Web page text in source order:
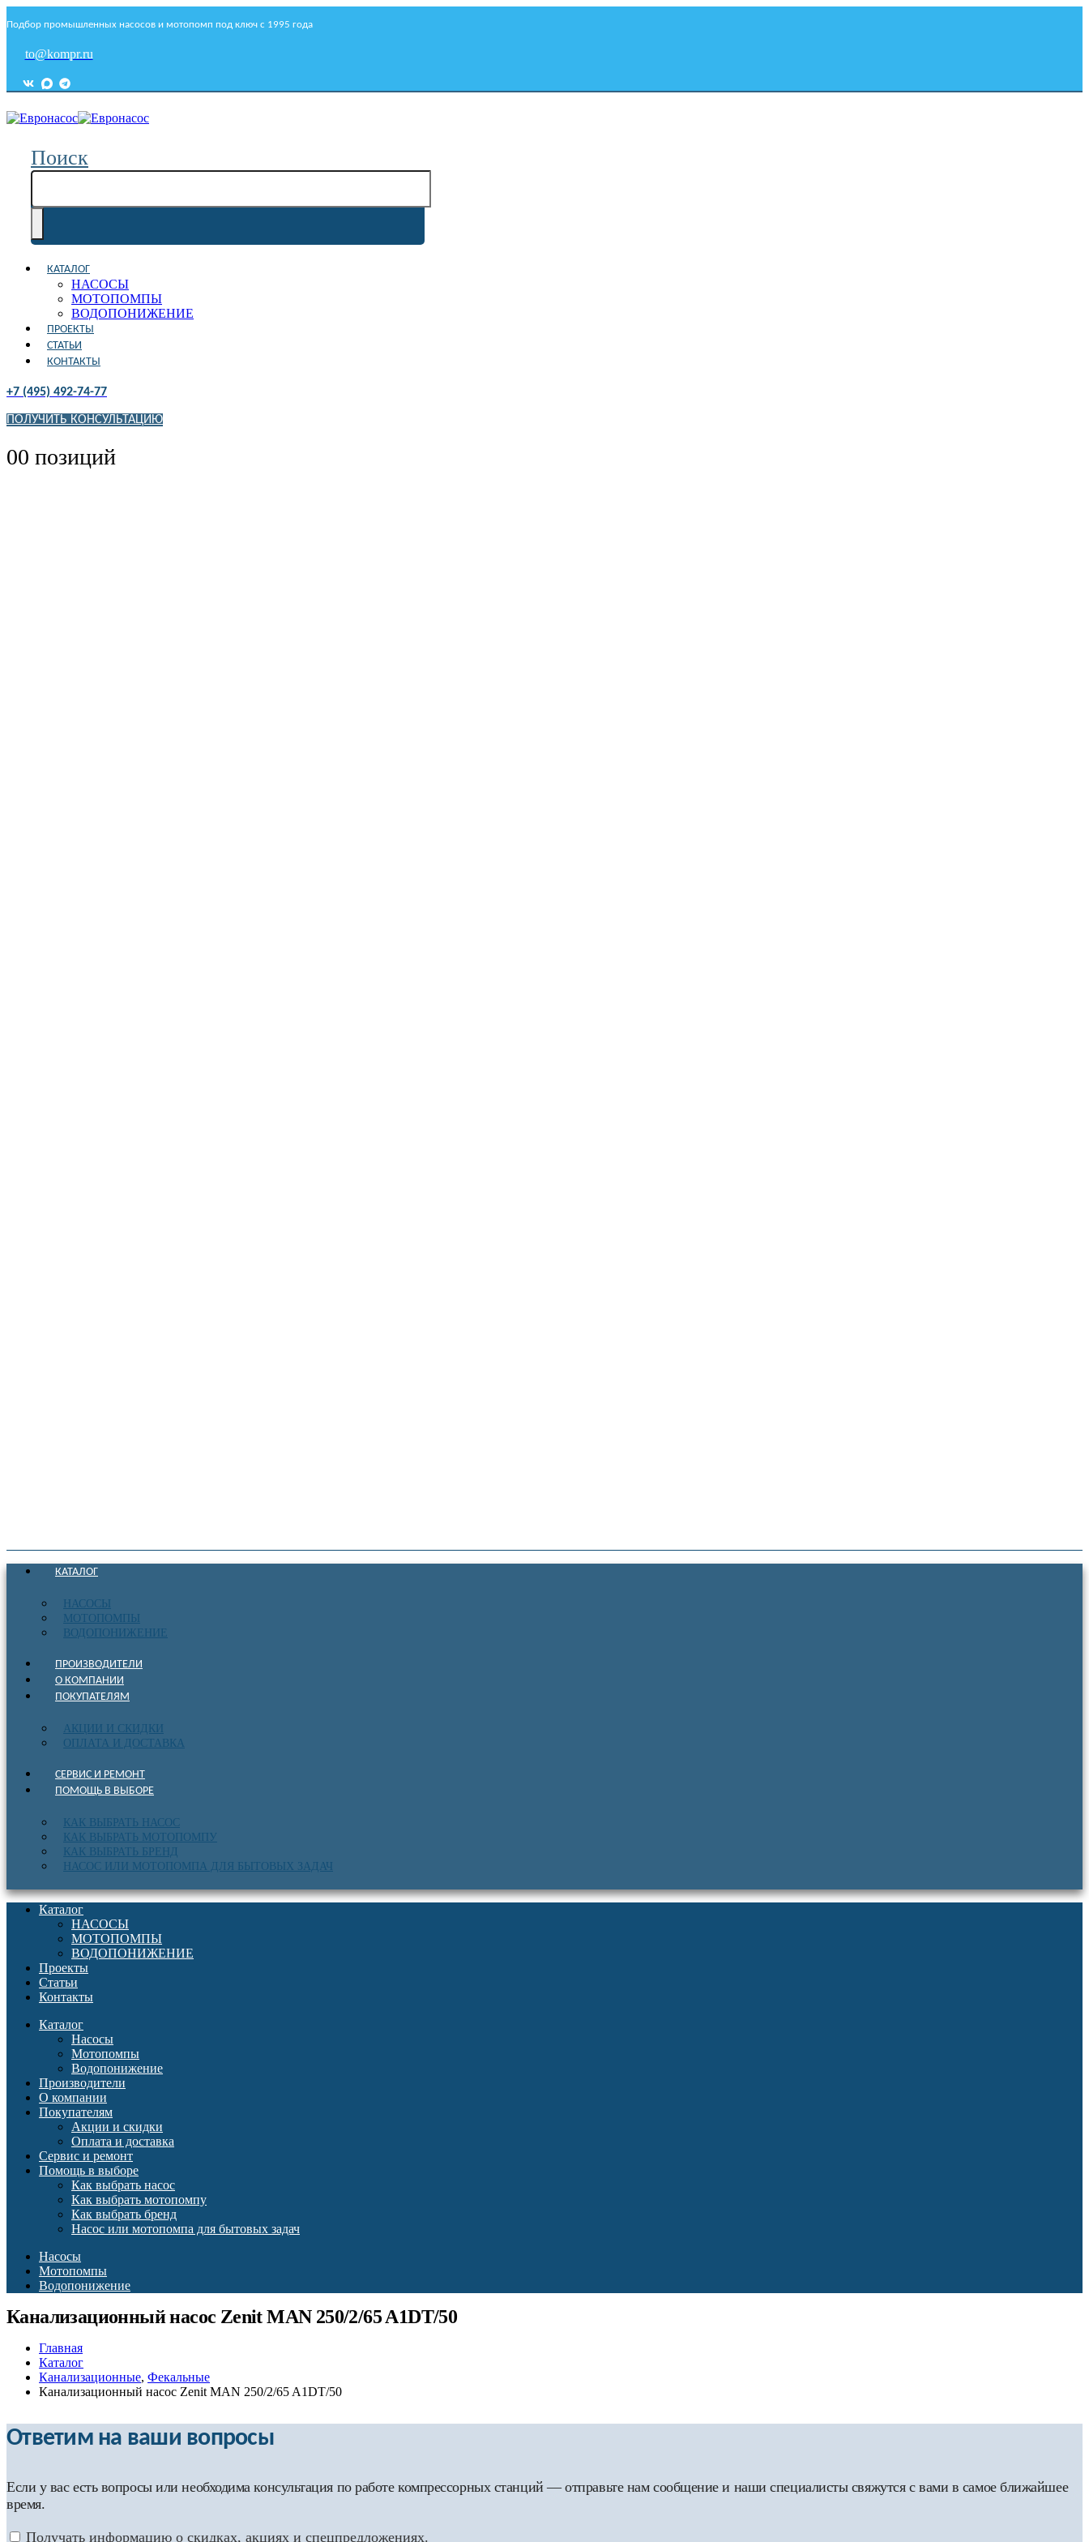
Подбор промышленных насосов и мотопомп под ключ с 1995 года
to@kompr.ru
Поиск
КАТАЛОГ
НАСОСЫ
МОТОПОМПЫ
ВОДОПОНИЖЕНИЕ
ПРОЕКТЫ
СТАТЬИ
КОНТАКТЫ
+7 (495) 492-74-77
ПОЛУЧИТЬ КОНСУЛЬТАЦИЮ
00 позиций
КАТАЛОГ
НАСОСЫ
МОТОПОМПЫ
ВОДОПОНИЖЕНИЕ
ПРОИЗВОДИТЕЛИ
О КОМПАНИИ
ПОКУПАТЕЛЯМ
АКЦИИ И СКИДКИ
ОПЛАТА И ДОСТАВКА
СЕРВИС И РЕМОНТ
ПОМОЩЬ В ВЫБОРЕ
КАК ВЫБРАТЬ НАСОС
КАК ВЫБРАТЬ МОТОПОМПУ
КАК ВЫБРАТЬ БРЕНД
НАСОС ИЛИ МОТОПОМПА ДЛЯ БЫТОВЫХ ЗАДАЧ
Каталог
НАСОСЫ
МОТОПОМПЫ
ВОДОПОНИЖЕНИЕ
Проекты
Статьи
Контакты
Каталог
Насосы
Мотопомпы
Водопонижение
Производители
О компании
Покупателям
Акции и скидки
Оплата и доставка
Сервис и ремонт
Помощь в выборе
Как выбрать насос
Как выбрать мотопомпу
Как выбрать бренд
Насос или мотопомпа для бытовых задач
Насосы
Мотопомпы
Водопонижение
Канализационный насос Zenit MAN 250/2/65 A1DT/50
Главная
Каталог
Канализационные, Фекальные
Канализационный насос Zenit MAN 250/2/65 A1DT/50
Ответим на ваши вопросы
Если у вас есть вопросы или необходима консультация по работе компрессорных станций — отправьте нам сообщение и наши специалисты свяжутся с вами в самое ближайшее
время.
Получать информацию о скидках, акциях и спецпредложениях.